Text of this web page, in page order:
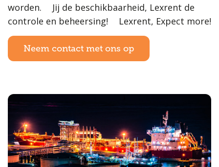
worden. Jij de beschikbaarheid, Lexrent de
controle en beheersing! Lexrent, Expect more!
Neem contact met ons op